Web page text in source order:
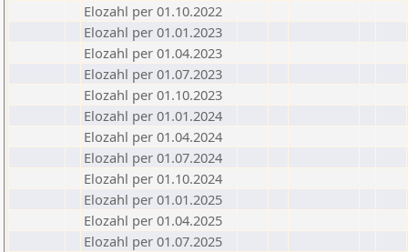
Elozahl per 01.10.2022
Elozahl per 01.01.2023
Elozahl per 01.04.2023
Elozahl per 01.07.2023
Elozahl per 01.10.2023
Elozahl per 01.01.2024
Elozahl per 01.04.2024
Elozahl per 01.07.2024
Elozahl per 01.10.2024
Elozahl per 01.01.2025
Elozahl per 01.04.2025
Elozahl per 01.07.2025